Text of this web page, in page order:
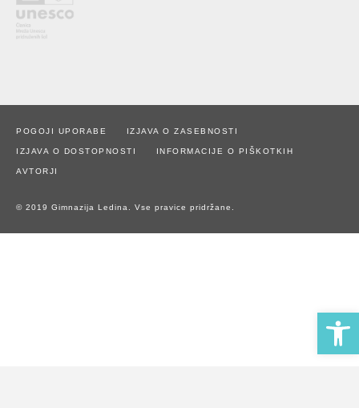
POGOJI UPORABE IZJAVA O ZASEBNOSTI
IZJAVA O DOSTOPNOSTI INFORMACIJE O PIŠKOTKIH
AVTORJI
© 2019 Gimnazija Ledina. Vse pravice pridržane.